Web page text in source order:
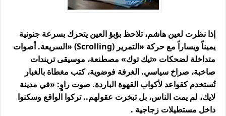
إذا نظرت لعين هاشم، تلاحظ بؤبؤ العين يتحرك بسرعة جنونية
يميناً ويساراً مع حركة «التمرير » (Scrolling)السريعة. أصوات
متداخلة لضحكات «تيك توك» مصطنعة، موسيقى تريندات
صاخبة، صراخ سياسي. الغرفة فوضوية، كتب مغطاة بالغبار
تُستخدم كقواعد لأكواب القهوة الباردة. صوت راوٍ: «في مدينة
لايك، لم يمت الناس، بل تبخرت عقولهم.. تركوا الواقع وسكنوا
داخل مستطيلات زجاجية .